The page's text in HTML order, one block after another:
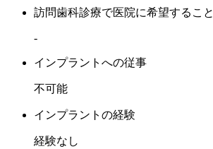
訪問歯科診療で医院に希望すること
-
インプラントへの従事
不可能
インプラントの経験
経験なし